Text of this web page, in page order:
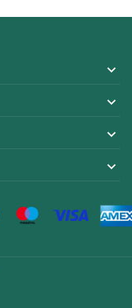



